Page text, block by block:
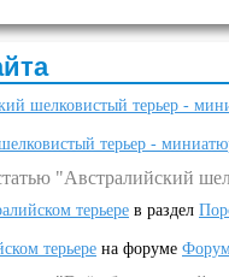
шелковистый терьер -
терьер -
"Австралийский
терьере в раздел
терьере на форуме